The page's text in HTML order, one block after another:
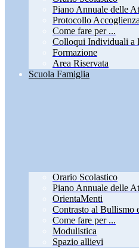
Piano Annuale delle
Protocollo
Come fare per ...
Colloqui Individuali a
Formazione
Area Riservata
Scuola Famiglia
Orario Scolastico
Piano Annuale delle
OrientaMenti
Contrasto al Bullismo
Come fare per ...
Modulistica
Spazio allievi